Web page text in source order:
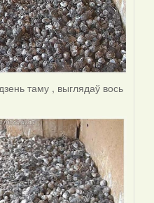
таму , выглядаў вось